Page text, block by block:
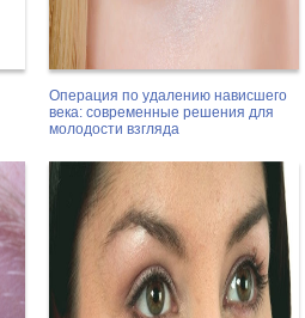
Операция по удалению нависшего
века: современные решения для
молодости взгляда